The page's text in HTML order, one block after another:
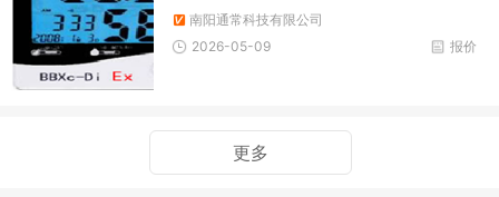
南阳通常科技有限公司
报价
2026-05-09
更多